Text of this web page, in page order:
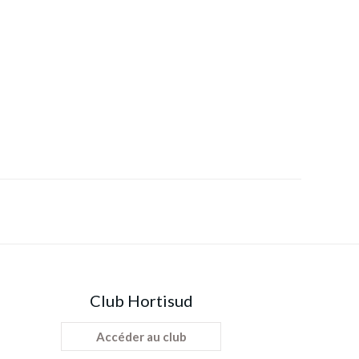
Club Hortisud
Accéder au club